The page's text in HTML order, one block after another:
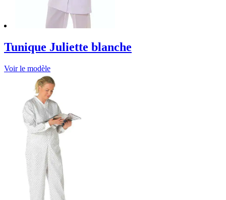
Tunique Juliette blanche
Voir le modèle